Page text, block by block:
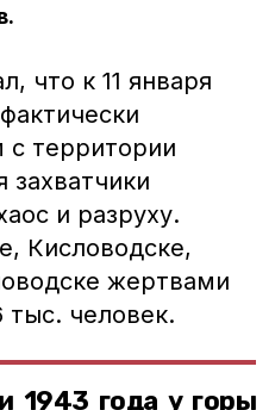
что к 11 января
с территории
захватчики
и разруху.
Кисловодске,
жертвами
тыс. человек.
1943 года у горы